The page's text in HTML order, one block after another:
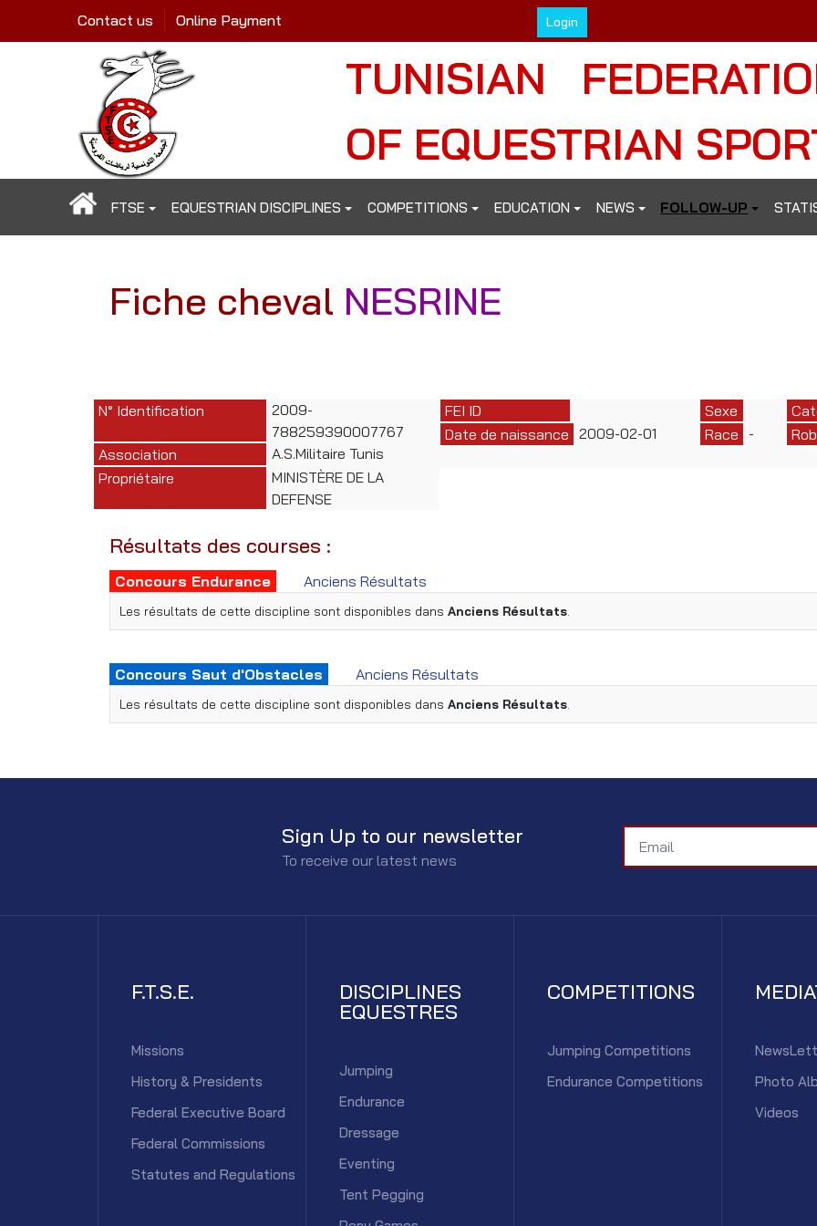
Login
Contact us Online Payment
TUNISIAN
OF EQUESTRIAN
FTSE EQUESTRIAN DISCIPLINES COMPETITIONS EDUCATION NEWS FOLLOW-UP
Fiche cheval NESRINE
N° Identification
2009-
788259390007767
Association
A.S.Militaire Tunis
Propriétaire
MINISTÈRE DE LA
DEFENSE
FEI ID
Date de naissance 2009-02-01
Sexe
Race
-
Résultats des courses :
Concours Endurance Anciens Résultats
Les résultats de cette discipline sont disponibles dans Anciens Résultats
Concours Saut d'Obstacles Anciens Résultats
Les résultats de cette discipline sont disponibles dans Anciens Résultats
Sign Up to our newsletter
To receive our latest news
F.T.S.E.
Missions
History & Presidents
Federal Executive Board
Federal Commissions
Statutes and Regulations
DISCIPLINES
EQUESTRES
Jumping
Endurance
Dressage
Eventing
Tent Pegging
COMPETITIONS
Jumping Competitions
Endurance Competitions
Photo
Videos